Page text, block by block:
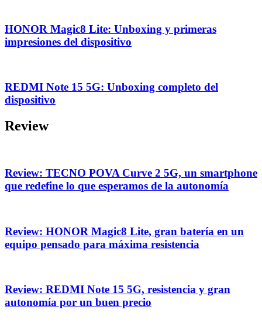
HONOR Magic8 Lite: Unboxing y primeras
impresiones del dispositivo
REDMI Note 15 5G: Unboxing completo del
dispositivo
Review
Review: TECNO POVA Curve 2 5G, un smartphone
que redefine lo que esperamos de la autonomía
Review: HONOR Magic8 Lite, gran batería en un
equipo pensado para máxima resistencia
Review: REDMI Note 15 5G, resistencia y gran
autonomía por un buen precio